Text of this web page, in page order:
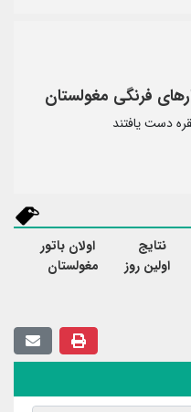
نتایج
اولین روز
اولان باتور
مغولستان